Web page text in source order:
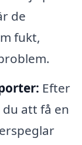
de
fukt,
Efter
att få en